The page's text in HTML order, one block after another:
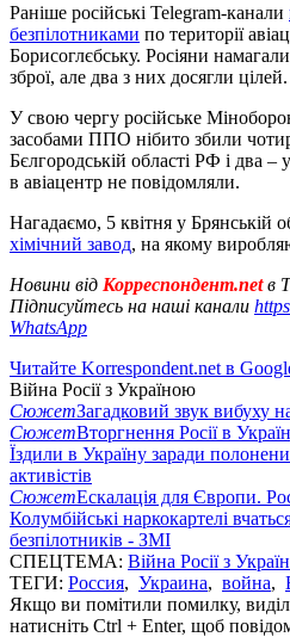
Раніше російські Telegram-канали
безпілотниками по території
Борисоглєбську. Росіяни
зброї, але два з них досягли цілей.
У свою чергу російське
засобами ППО нібито збили
Бєлгородській області РФ і два
в авіацентр не повідомляли.
Нагадаємо, 5 квітня у Брянській
хімічний завод, на якому
Новини від Корреспондент.netв
Підписуйтесь на наші канали
WhatsApp
Читайте Korrespondent.net в
Війна Росії з Україною
СюжетЗагадковий звук вибуху
СюжетВторгнення Росії в
Їздили в Україну заради
активістів
СюжетЕскалація для Європи.
Колумбійські наркокартелі
безпілотників - ЗМІ
СПЕЦТЕМА: Війна Росії з
ТЕГИ: Россия, Украина, война,
Якщо ви помітили помилку,
натисніть Ctrl + Enter, щоб